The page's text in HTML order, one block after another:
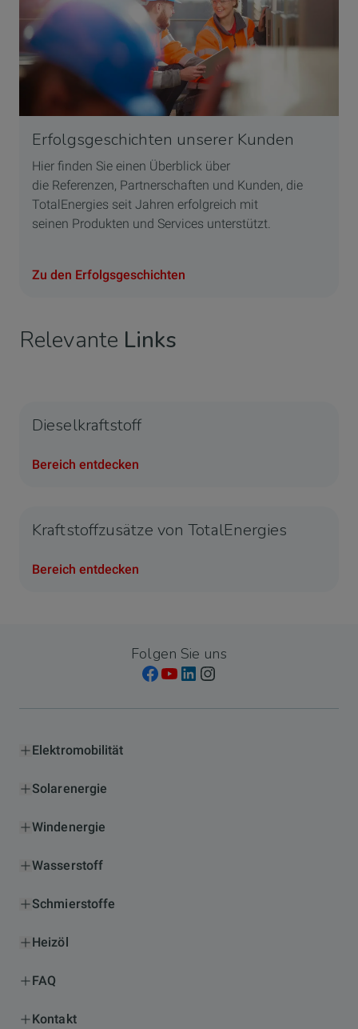
Erfolgsgeschichten unserer Kunden
Hier finden Sie einen Überblick über
die Referenzen, Partnerschaften und Kunden, die
TotalEnergies seit Jahren erfolgreich mit
seinen Produkten und Services unterstützt.
Zu den Erfolgsgeschichten
Relevante Links
Dieselkraftstoff
Bereich entdecken
Kraftstoffzusätze von TotalEnergies
Bereich entdecken
Folgen Sie uns
Elektromobilität
Solarenergie
Windenergie
Wasserstoff
Schmierstoffe
Heizöl
FAQ
Kontakt